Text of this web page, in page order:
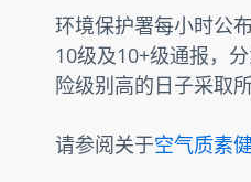
环境保护署每小时公
10级及10+级通报，
险级别高的日子采取
请参阅关于空气质素